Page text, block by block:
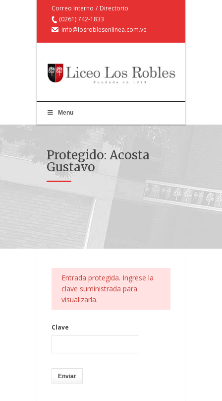
Correo Interno / Directorio
(0261) 742-1833
info@losroblesenlinea.com.ve
Menu
Protegido: Acosta
Gustavo
Entrada protegida. Ingrese la
clave suministrada para
visualizarla.
Clave